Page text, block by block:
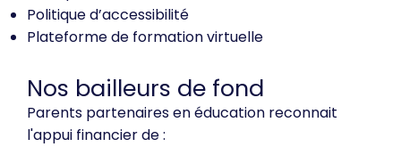
Politique d’accessibilité
Plateforme de formation virtuelle
Nos bailleurs de fond
Parents partenaires en éducation reconnait
l'appui financier de :